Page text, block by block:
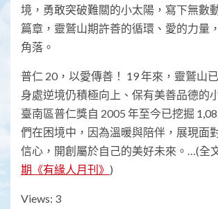
境，勇敢突破難關的小太陽，寫下無數
篇章，靈鷲山期許善的循環、愛的力量
角落。
普仁 20，以愛傳善！ 19 年來，靈鷲山
身處逆境仍積極向上、保有美善品德的
臺南區普仁獎自 2005 年至今已挖掘
們在困境中，因為溫暖與陪伴，展現面
信心，開創屬於自己的美好未來。…(全
期《有緣人月刊》 )
Views: 3